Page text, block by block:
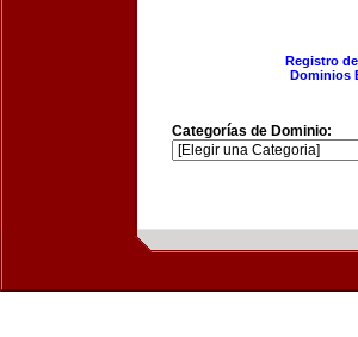
Registro
Dominios
Categorías de Dominio: